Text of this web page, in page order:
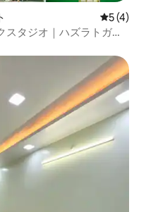
レビュー
5 (4)
タジオ｜ハズラトガン